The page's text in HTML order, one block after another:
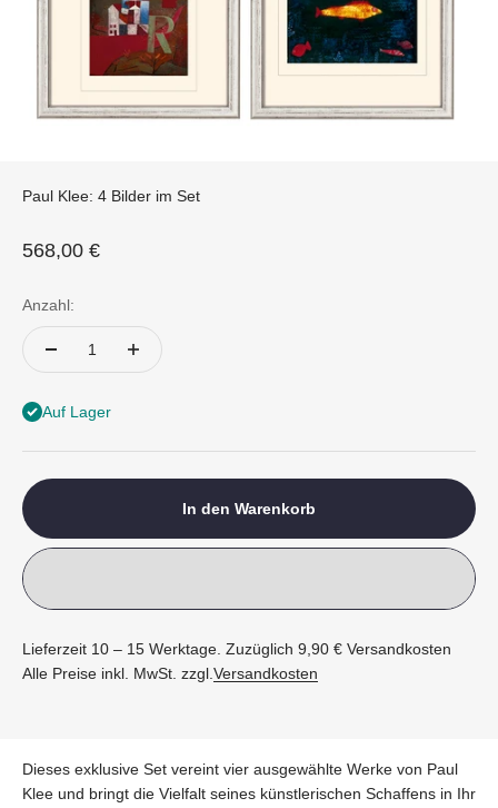
Paul Klee: 4 Bilder im Set
Angebot
568,00 €
Anzahl:
Auf Lager
In den Warenkorb
Lieferzeit 10 – 15 Werktage. Zuzüglich 9,90 € Versandkosten
Alle Preise inkl. MwSt. zzgl.Versandkosten
Dieses exklusive Set vereint vier ausgewählte Werke von Paul
Klee und bringt die Vielfalt seines künstlerischen Schaffens in Ihr